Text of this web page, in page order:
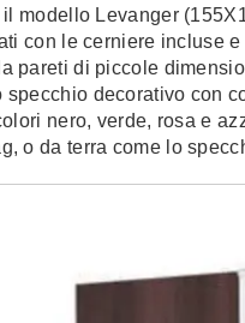
modello Levanger
con le cerniere incluse
pareti di piccole
specchio decorativo con
nero, verde, rosa e
o da terra come lo